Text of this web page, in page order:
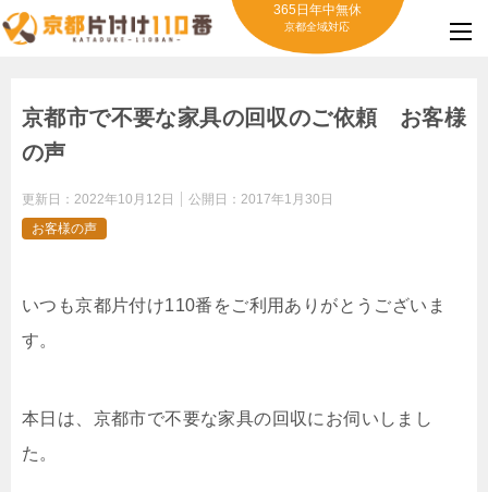
365日年中無休
京都全域対応
京都市で不要な家具の回収のご依頼 お客様
の声
更新日： 2022年10月12日 公開日： 2017年1月30日
お客様の声
いつも京都片付け110番をご利用ありがとうございま
す。
本日は、京都市で不要な家具の回収にお伺いしまし
た。